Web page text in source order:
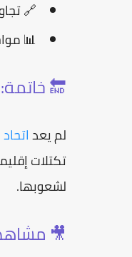
🔗
📊
🔚 خاتمة:
لم يعد
تكتلات
لشعوبها.
🎥